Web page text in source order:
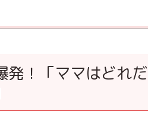
発！「ママはどれ